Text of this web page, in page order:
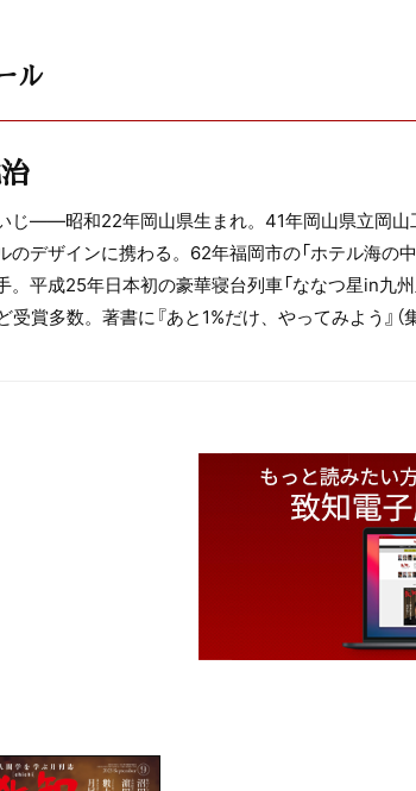
ル
じ―—昭和22年岡山県生まれ。41年岡山県立岡
デザインに携わる。62年福岡市の「ホテル海の
。平成25年日本初の豪華寝台列車「ななつ星in九
受賞多数。著書に『あと1%だけ、やってみよう』